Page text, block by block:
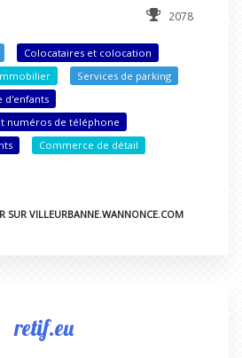
2078
Colocataires et colocation
Services de parking
d'enfants
numéros de téléphone
Commerce de détail
SUR VILLEURBANNE.WANNONCE.COM
retif.eu